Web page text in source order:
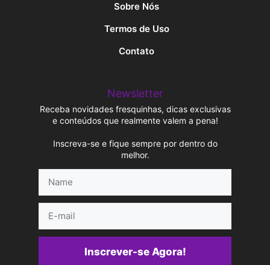
Sobre Nós
Termos de Uso
Contato
Newsletter
Receba novidades fresquinhas, dicas exclusivas
e conteúdos que realmente valem a pena!
Inscreva-se e fique sempre por dentro do
melhor.
mail
Inscrever-se Agora!